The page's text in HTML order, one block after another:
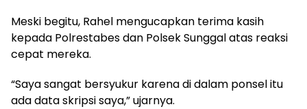
Meski begitu, Rahel mengucapkan terima kasih
kepada Polrestabes dan Polsek Sunggal atas reaksi
cepat mereka.
“Saya sangat bersyukur karena di dalam ponsel itu
ada data skripsi saya,” ujarnya.